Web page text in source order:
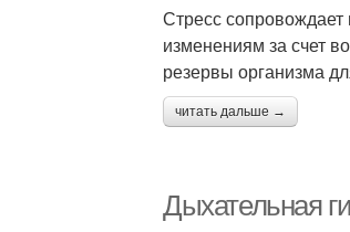
Стресс
изменениям за счет
резервы организма
читать дальше →
Дыхательная